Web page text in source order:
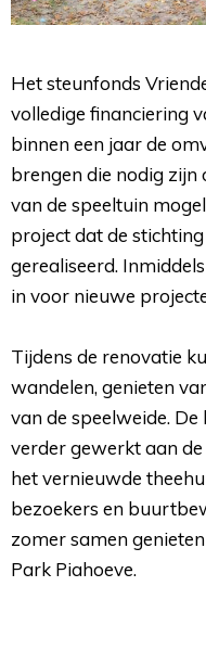
Het steunfonds
volledige financiering
binnen een jaar de
brengen die nodig
van de speeltuin
project dat de
gerealiseerd.
in voor nieuwe
Tijdens de renovatie
wandelen, genieten
van de speelweide.
verder gewerkt aan
het vernieuwde
bezoekers en
zomer samen
Park Piahoeve.